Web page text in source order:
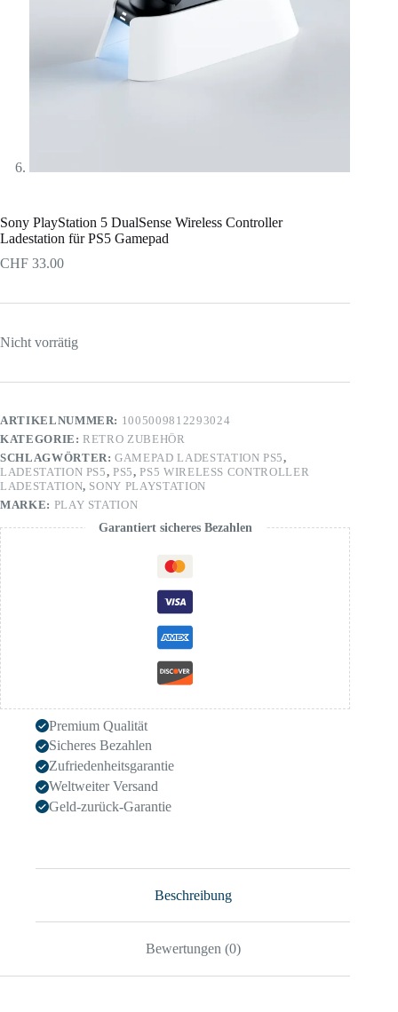
Sony PlayStation 5 DualSense Wireless Controller
Ladestation für PS5 Gamepad
CHF 33.00
Nicht vorrätig
ARTIKELNUMMER: 1005009812293024
KATEGORIE:RETRO ZUBEHÖR
SCHLAGWÖRTER:GAMEPAD LADESTATION PS5,
LADESTATION PS5,PS5,PS5 WIRELESS CONTROLLER
LADESTATION, SONY PLAYSTATION
MARKE: PLAY STATION
Garantiert sicheres Bezahlen
Premium Qualität
Sicheres Bezahlen
Zufriedenheitsgarantie
Weltweiter Versand
Geld-zurück-Garantie
Beschreibung
Bewertungen (0)